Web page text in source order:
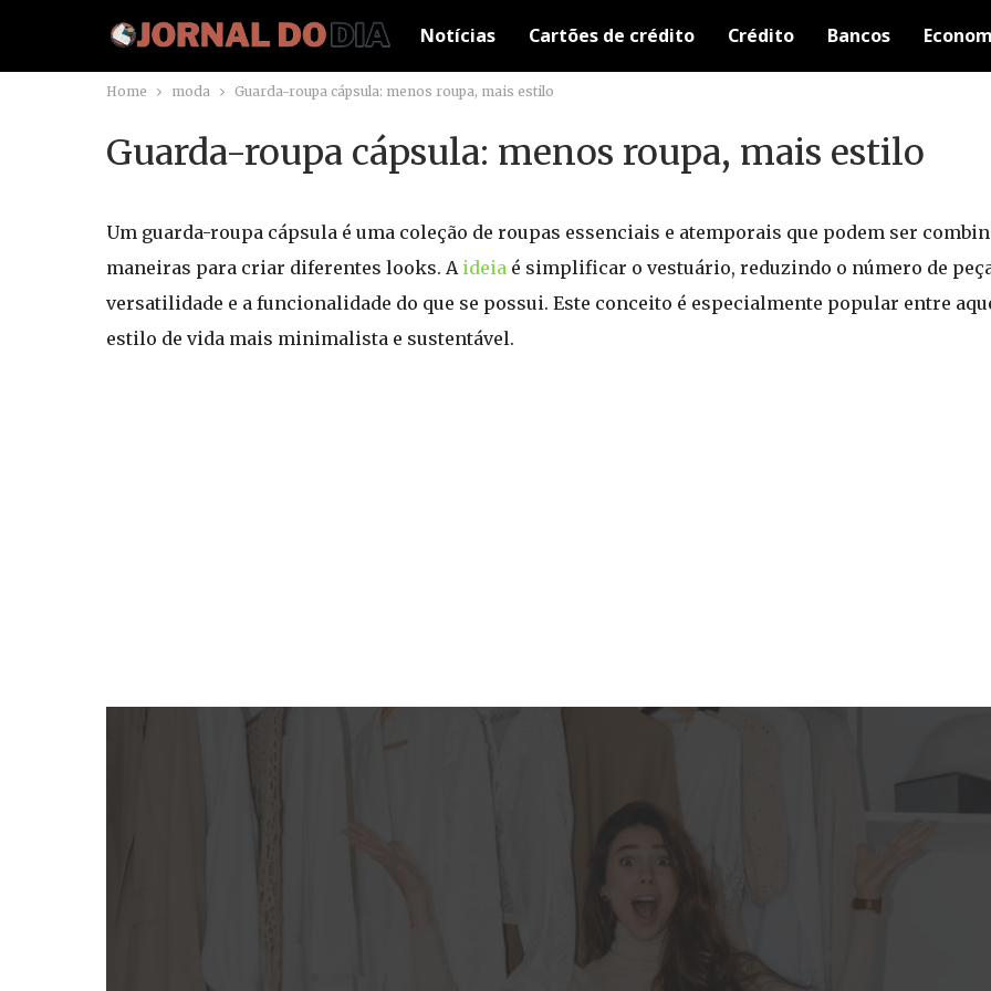
Notícias Cartões de crédito Crédito Bancos
Home moda Guarda-roupa cápsula: menos roupa, mais estilo
Guarda-roupa cápsula: menos roupa, mais estilo
Um guarda-roupa cápsula é uma coleção de roupas essenciais e atemporais que podem ser
maneiras para criar diferentes looks. A ideia é simplificar o vestuário, reduzindo o número de
versatilidade e a funcionalidade do que se possui. Este conceito é especialmente popular entre
estilo de vida mais minimalista e sustentável.